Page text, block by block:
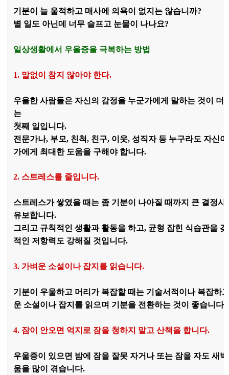
기분이 늘 울적하고 매사에 의욕이 없지는 않습니까?
별 일도 아닌데 너무 슬프고 눈물이 나나요?
일상생활에서 우울증을 극복하는 방법
1. 말없이 참지 않아야 한다.
우울한 사람들은 자신의 감정을 누군가에게 말하는 것이 더
는
첫째 일입니다.
전문가나, 부모, 친척, 친구, 이웃, 성직자 등 누구라도 자신
가에게 최대한 도움을 구해야 합니다.
2. 스트레스를 줄입니다.
스트레스가 쌓였을 때는 좀 기분이 나아질 때까지 큰 결정
유보합니다.
그리고 규칙적인 생활과 활동을 하고, 균형 잡힌 식습관을
적인 저항력도 강해질 것입니다.
3. 가벼운 소설이나 잡지를 읽습니다.
기분이 우울하고 머리가 복잡할 때는 기술서적이나 복잡하
운 소설이나 잡지를 읽으며 기분을 전환하는 것이 좋습니다.
4. 잠이 안오면 억지로 잠을 청하지 말고 산책을 합니다.
우울증이 있으면 밤에 잠을 잘못 자거나 또는 잠을 자도 새
움을 많이 겪습니다.